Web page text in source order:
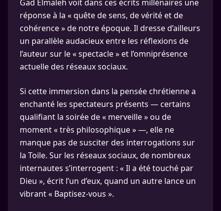
Gad Elmaleh voit dans ces écrits millénaires une
réponse à la « quête de sens, de vérité et de
cohérence » de notre époque. Il dresse d’ailleurs
un parallèle audacieux entre les réflexions de
l’auteur sur le « spectacle » et l’omniprésence
actuelle des réseaux sociaux.
Si cette immersion dans la pensée chrétienne a
enchanté les spectateurs présents — certains
qualifiant la soirée de « merveille » ou de
moment « très philosophique » —, elle ne
manque pas de susciter des interrogations sur
la Toile. Sur les réseaux sociaux, de nombreux
internautes s’interrogent : « Il a été touché par
Dieu », écrit l’un d’eux, quand un autre lance un
vibrant « Baptisez-vous ».